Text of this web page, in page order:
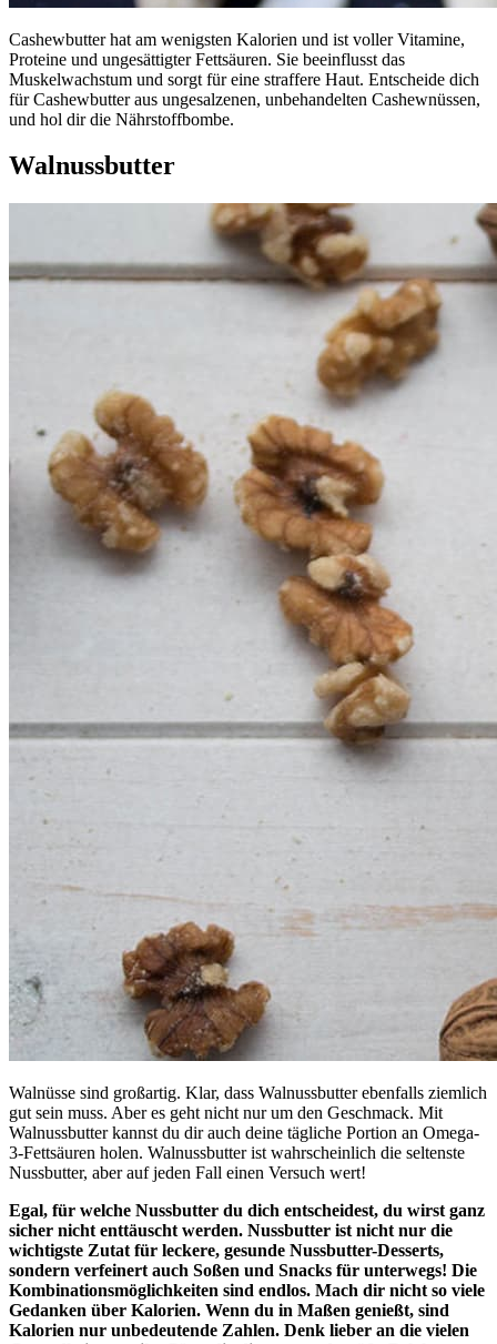
Cashewbutter hat am wenigsten Kalorien und ist voller Vitamine,
Proteine und ungesättigter Fettsäuren. Sie beeinflusst das
Muskelwachstum und sorgt für eine straffere Haut. Entscheide dich
für Cashewbutter aus ungesalzenen, unbehandelten Cashewnüssen,
und hol dir die Nährstoffbombe.
Walnussbutter
Walnüsse sind großartig. Klar, dass Walnussbutter ebenfalls ziemlich
gut sein muss. Aber es geht nicht nur um den Geschmack. Mit
Walnussbutter kannst du dir auch deine tägliche Portion an Omega-
3-Fettsäuren holen. Walnussbutter ist wahrscheinlich die seltenste
Nussbutter, aber auf jeden Fall einen Versuch wert!
Egal, für welche Nussbutter du dich entscheidest, du wirst ganz
sicher nicht enttäuscht werden. Nussbutter ist nicht nur die
wichtigste Zutat für leckere, gesunde Nussbutter-Desserts,
sondern verfeinert auch Soßen und Snacks für unterwegs! Die
Kombinationsmöglichkeiten sind endlos. Mach dir nicht so viele
Gedanken über Kalorien. Wenn du in Maßen genießt, sind
Kalorien nur unbedeutende Zahlen. Denk lieber an die vielen